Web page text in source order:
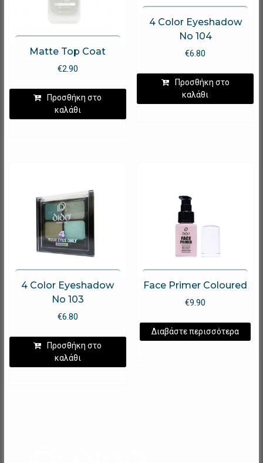
Matte Top Coat
€2.90
Προσθήκη στο
καλάθι
4 Color Eyeshadow
No 104
€6.80
Προσθήκη στο
καλάθι
4 Color Eyeshadow
No 103
€6.80
Προσθήκη στο
καλάθι
Face Primer Coloured
€9.90
Διαβάστε περισσότερα